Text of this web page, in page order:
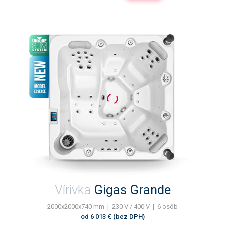
Vírivka Gigas Grande
2000x2000x740 mm | 230 V / 400 V | 6 osôb
od 6 013 € (bez DPH)